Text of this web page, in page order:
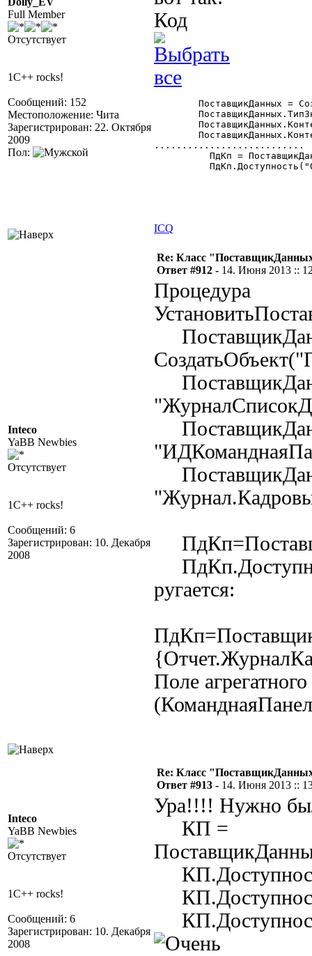
Full Member
Отсутствует
1C++ rocks!
Сообщений: 152
Местоположение: Чита
Зарегистрирован: 22. Октября
2009
Пол:
Код
...........................
ICQ
Inteco
YaBB Newbies
Отсутствует
1C++ rocks!
Сообщений: 6
Зарегистрирован: 10. Декабря
2008
Re: Класс
Ответ #912 - 14. Июня 2013 ::
Процедура
ругается:
Поле
Inteco
YaBB Newbies
Отсутствует
1C++ rocks!
Сообщений: 6
Зарегистрирован: 10. Декабря
2008
Re: Класс
Ответ #913 - 14. Июня 2013 ::
Ура!!!! Нужно
КП =